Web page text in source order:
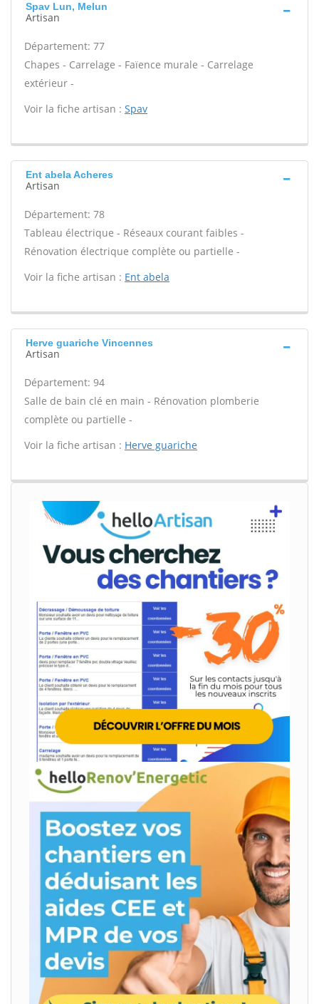
Spav Lun, Melun
Artisan
Département: 77
Chapes - Carrelage - Faïence murale - Carrelage
extérieur -
Voir la fiche artisan : Spav
Ent abela Acheres
Artisan
Département: 78
Tableau électrique - Réseaux courant faibles -
Rénovation électrique complète ou partielle -
Voir la fiche artisan : Ent abela
Herve guariche Vincennes
Artisan
Département: 94
Salle de bain clé en main - Rénovation plomberie
complète ou partielle -
Voir la fiche artisan : Herve guariche